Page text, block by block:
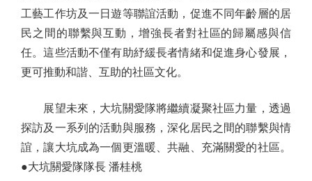
工藝工作坊及一日遊等聯誼活動，促進不同年齡層的居
民之間的聯繫與互動，增強長者對社區的歸屬感與信
任。這些活動不僅有助紓緩長者情緒和促進身心發展，
更可推動和諧、互助的社區文化。
展望未來，大坑關愛隊將繼續凝聚社區力量，透過
探訪及一系列的活動與服務，深化居民之間的聯繫與情
誼，讓大坑成為一個更溫暖、共融、充滿關愛的社區。
●大坑關愛隊隊長 潘桂桃